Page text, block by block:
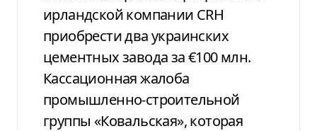
ирландской компании CRH
приобрести два украинских
цементных завода за €100 млн.
Кассационная жалоба
промышленно-строительной
группы «Ковальская», которая